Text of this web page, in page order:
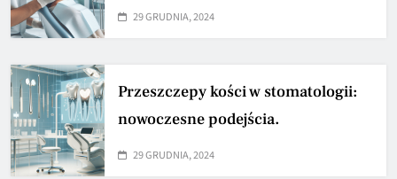
29 GRUDNIA, 2024
Przeszczepy kości w stomatologii:
nowoczesne podejścia.
29 GRUDNIA, 2024